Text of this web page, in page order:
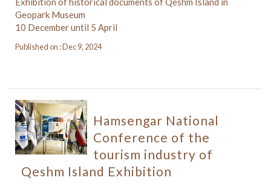
Geopark Museum
10 December until 5 April
Published on : Dec 9, 2024
Hamsengar National
Conference of the
tourism industry of
Qeshm Island Exhibition